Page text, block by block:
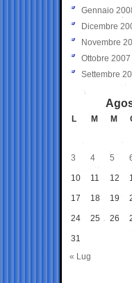
Gennaio
Dicembre
Novembre
Ottobre 2007
Settembre
L M M
3 4 5
10 11 12
17 18 19
24 25 26
31
« Lug